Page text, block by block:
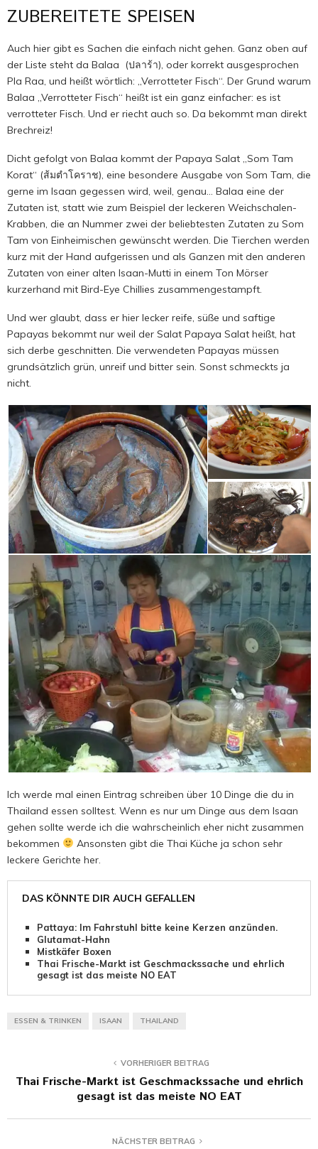
ZUBEREITETE SPEISEN
Auch hier gibt es Sachen die einfach nicht gehen. Ganz oben auf
der Liste steht da Balaa (ปลาร้า), oder korrekt ausgesprochen
Pla Raa, und heißt wörtlich: „Verrotteter Fisch“. Der Grund warum
Balaa „Verrotteter Fisch“ heißt ist ein ganz einfacher: es ist
verrotteter Fisch. Und er riecht auch so. Da bekommt man direkt
Brechreiz!
Dicht gefolgt von Balaa kommt der Papaya Salat „Som Tam
Korat“ (ส้มตำโคราช), eine besondere Ausgabe von Som Tam, die
gerne im Isaan gegessen wird, weil, genau… Balaa eine der
Zutaten ist, statt wie zum Beispiel der leckeren Weichschalen-
Krabben, die an Nummer zwei der beliebtesten Zutaten zu Som
Tam von Einheimischen gewünscht werden. Die Tierchen werden
kurz mit der Hand aufgerissen und als Ganzen mit den anderen
Zutaten von einer alten Isaan-Mutti in einem Ton Mörser
kurzerhand mit Bird-Eye Chillies zusammengestampft.
Und wer glaubt, dass er hier lecker reife, süße und saftige
Papayas bekommt nur weil der Salat Papaya Salat heißt, hat
sich derbe geschnitten. Die verwendeten Papayas müssen
grundsätzlich grün, unreif und bitter sein. Sonst schmeckts ja
nicht.
Ich werde mal einen Eintrag schreiben über 10 Dinge die du in
Thailand essen solltest. Wenn es nur um Dinge aus dem Isaan
gehen sollte werde ich die wahrscheinlich eher nicht zusammen
bekommen
Ansonsten gibt die Thai Küche ja schon sehr
leckere Gerichte her.
DAS KÖNNTE DIR AUCH GEFALLEN
Pattaya: Im Fahrstuhl bitte keine Kerzen anzünden.
Glutamat-Hahn
Mistkäfer Boxen
Thai Frische-Markt ist Geschmackssache und ehrlich
gesagt ist das meiste NO EAT
ESSEN & TRINKEN ISAAN THAILAND
VORHERIGER BEITRAG
Thai Frische-Markt ist Geschmackssache und ehrlich
gesagt ist das meiste NO EAT
NÄCHSTER BEITRAG